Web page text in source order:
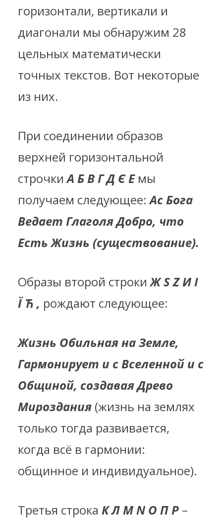
горизонтали, вертикали и
диагонали мы обнаружим 28
цельных математически
точных текстов. Вот некоторые
из них.
При соединении образов
верхней горизонтальной
строчкиА Б В Г Д Є Емы
получаем следующее:Ас Бога
Ведает Глаголя Добро, что
Есть Жизнь (существование).
Образы второй строкиЖ S Z И I
Ї Ћ , рождают следующее:
Жизнь Обильная на Земле,
Гармонирует и с Вселенной и с
Общиной, создавая Древо
Мироздания (жизнь на землях
только тогда развивается,
когда всё в гармонии:
общинное и индивидуальное).
Третья строка К Л М N О П Р –